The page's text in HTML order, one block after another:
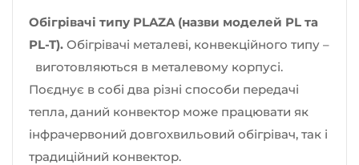
Обігрівачі типу PLAZA (назви моделей PL та
PL-T). Обігрівачі металеві, конвекційного типу –
виготовляються в металевому корпусі.
Поєднує в собі два різні способи передачі
тепла, даний конвектор може працювати як
інфрачервоний довгохвильовий обігрівач, так і
традиційний конвектор.